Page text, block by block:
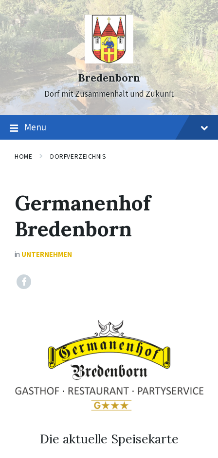
Skip
to
content
Skip
to
main
navigation
Skip
to
footer
Bredenborn
Dorf mit Zusammenhalt und Zukunft
Menu
HOME DORFVERZEICHNIS
Germanenhof
Bredenborn
in UNTERNEHMEN
Facebook
Die aktuelle Speisekarte